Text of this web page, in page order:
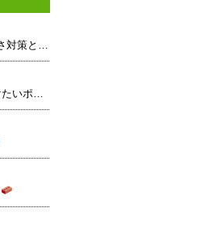
夏の型枠工事で大切な暑さ対策と品質管理
7月の型枠工事で気をつけたいポイント